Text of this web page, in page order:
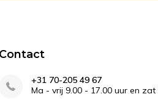
Contact
+31 70-205 49 67
Ma - vrij 9.00 - 17.00 uur en zat